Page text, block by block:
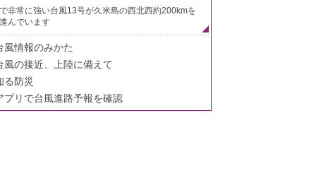
非常に強い台風13号が久米島の西北西約200kmを
んでいます
風情報のみかた
風の接近、上陸に備えて
る防災
プリで台風進路予報を確認